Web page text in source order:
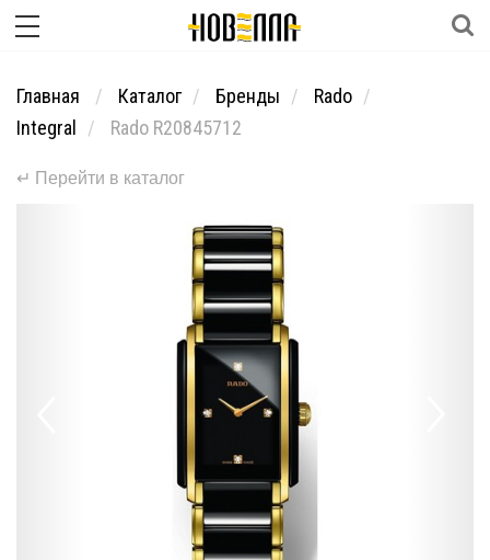
Главная Каталог Бренды
Rado
Integral
Rado R20845712
↵ Перейти в каталог